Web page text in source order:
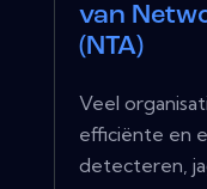
van
(NTA)
Veel
efficiënte en
detecteren,